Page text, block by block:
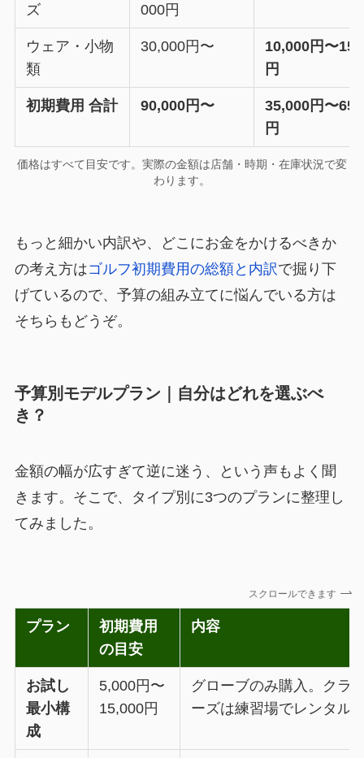
ズ
000円
ウェア・小物
類
30,000円〜
10,000円〜
円
初期費用 合計 90,000円〜
35,000円〜
円
価格はすべて目安です。実際の金額は店舗・時期・在庫状況で変
わります。
もっと細かい内訳や、どこにお金をかけるべきか
の考え方はゴルフ初期費用の総額と内訳で掘り下
げているので、予算の組み立てに悩んでいる方は
そちらもどうぞ。
予算別モデルプラン｜自分はどれを選ぶべ
き？
金額の幅が広すぎて逆に迷う、という声もよく聞
きます。そこで、タイプ別に3つのプランに整理し
てみました。
スクロールできます
プラン
初期費用
の目安
内容
お試し
最小構
成
5,000円〜
15,000円
グローブのみ購入。クラ
ーズは練習場でレンタル